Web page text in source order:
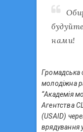
нами!
Громадська
молодіжна
“Академія
Агентства
(USAID)
врядування у